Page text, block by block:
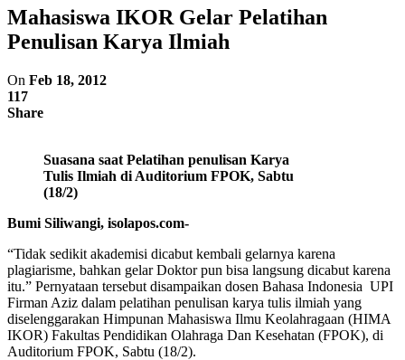
Mahasiswa IKOR Gelar Pelatihan
Penulisan Karya Ilmiah
On Feb 18, 2012
117
Share
Suasana saat Pelatihan penulisan Karya
Tulis Ilmiah di Auditorium FPOK, Sabtu
(18/2)
Bumi Siliwangi, isolapos.com-
“Tidak sedikit akademisi dicabut kembali gelarnya karena
plagiarisme, bahkan gelar Doktor pun bisa langsung dicabut karena
itu.” Pernyataan tersebut disampaikan dosen Bahasa Indonesia UPI
Firman Aziz dalam pelatihan penulisan karya tulis ilmiah yang
diselenggarakan Himpunan Mahasiswa Ilmu Keolahragaan (HIMA
IKOR) Fakultas Pendidikan Olahraga Dan Kesehatan (FPOK), di
Auditorium FPOK, Sabtu (18/2).